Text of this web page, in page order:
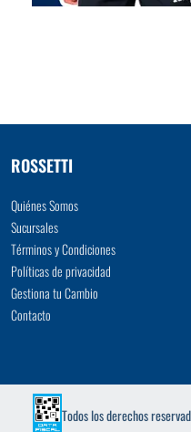
ROSSETTI
Quiénes Somos
Sucursales
Términos y Condiciones
Políticas de privacidad
Gestiona tu Cambio
Contacto
Todos los derechos